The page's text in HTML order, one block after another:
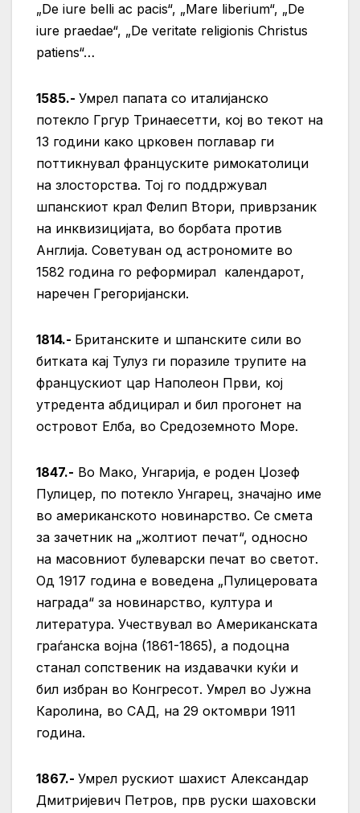
„De iure belli ac pacis“, „Mare liberium“, „De
iure praedae“, „De veritate religionis Christus
patiens“…
1585.- Умрел папата со италијанско
потекло Гргур Тринаесетти, кој во текот на
13 години како црковен поглавар ги
поттикнувал француските римокатолици
на злосторства. Тој го поддржувал
шпанскиот крал Фелип Втори, приврзаник
на инквизицијата, во борбата против
Англија. Советуван од астрономите во
1582 година го реформирал календарот,
наречен Грегоријански.
1814.- Британските и шпанските сили во
битката кај Тулуз ги поразиле трупите на
францускиот цар Наполеон Први, кој
утредента абдицирал и бил прогонет на
островот Елба, во Средоземното Море.
1847.- Во Мако, Унгарија, е роден Џозеф
Пулицер, по потекло Унгарец, значајно име
во американското новинарство. Се смета
за зачетник на „жолтиот печат“, односно
на масовниот булеварски печат во светот.
Од 1917 година е воведена „Пулицеровата
награда“ за новинарство, култура и
литература. Учествувал во Американската
граѓанска војна (1861-1865), а подоцна
станал сопственик на издавачки куќи и
бил избран во Конгресот. Умрел во Јужна
Каролина, во САД, на 29 октомври 1911
година.
1867.- Умрел рускиот шахист Александар
Дмитријевич Петров, прв руски шаховски